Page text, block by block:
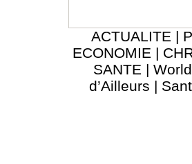
ACTUALITE |
ECONOMIE |
SANTE |
d’Ailleurs |